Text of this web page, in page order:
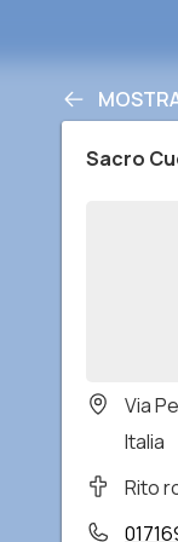
Sacro
Via
Italia
Rito